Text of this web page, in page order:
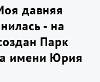
давняя
- на
Парк
имени Юрия